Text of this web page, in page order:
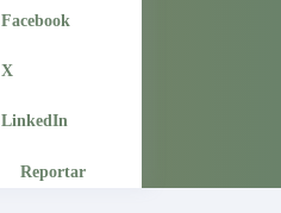
Facebook
X
LinkedIn
Reportar